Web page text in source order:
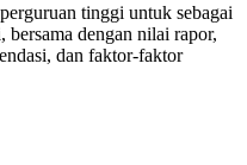
tinggi untuk sebagai
bersama dengan nilai rapor,
dan faktor-faktor